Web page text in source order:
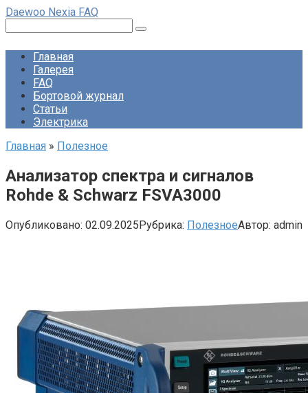
Перейти
контенту
Daewoo Nexia FAQ
Главная
Галерея
FAQ
Бортовой журнал
Статьи
Электрика
Главная » Полезное
Анализатор спектра и сигналов
Rohde & Schwarz FSVA3000
Опубликовано: 02.09.2025Рубрика: ПолезноеАвтор: admin